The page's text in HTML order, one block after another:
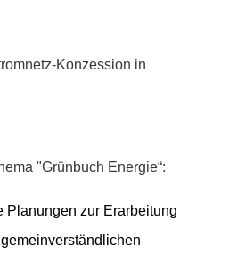
Konzession in
"Grünbuch Energie“:
Planungen zur Erarbeitung